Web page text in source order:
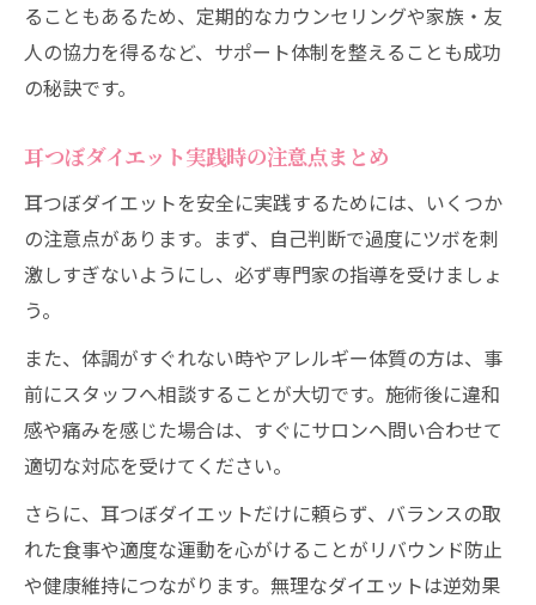
ることもあるため、定期的なカウンセリングや家族・友
人の協力を得るなど、サポート体制を整えることも成功
の秘訣です。
耳つぼダイエット実践時の注意点まとめ
耳つぼダイエットを安全に実践するためには、いくつか
の注意点があります。まず、自己判断で過度にツボを刺
激しすぎないようにし、必ず専門家の指導を受けましょ
う。
また、体調がすぐれない時やアレルギー体質の方は、事
前にスタッフへ相談することが大切です。施術後に違和
感や痛みを感じた場合は、すぐにサロンへ問い合わせて
適切な対応を受けてください。
さらに、耳つぼダイエットだけに頼らず、バランスの取
れた食事や適度な運動を心がけることがリバウンド防止
や健康維持につながります。無理なダイエットは逆効果